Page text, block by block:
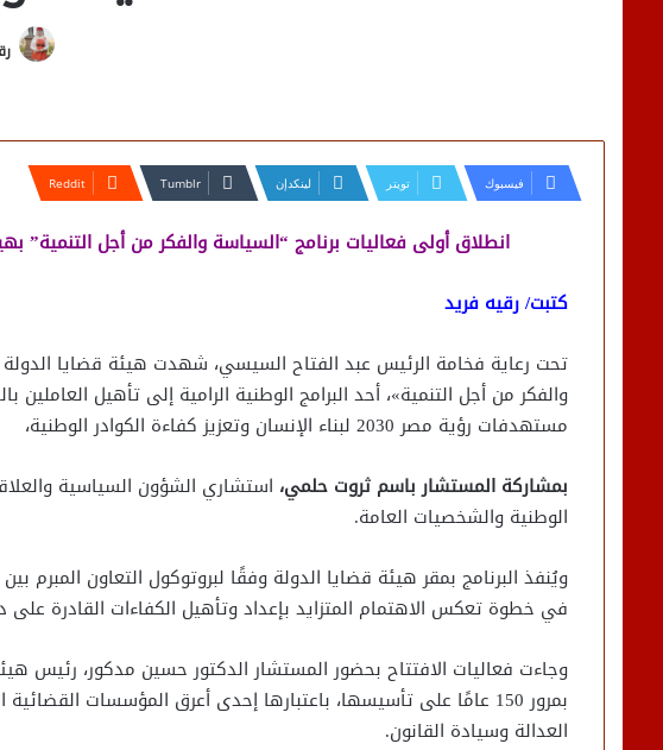
فيسبوك تويتر لينكدإن
انطلاق أولى فعاليات برنامج “السياسة والفكر من أجل التنمية”
كتبت/ رقيه فريد
تحت رعاية فخامة الرئيس عبد الفتاح السيسي، شهدت هيئة قضايا الدولة
والفكر من أجل التنمية»، أحد البرامج الوطنية الرامية إلى تأهيل العاملين
مستهدفات رؤية مصر 2030 لبناء الإنسان وتعزيز كفاءة الكوادر الوطنية،
بمشاركة المستشار باسم ثروت حلمي، استشاري الشؤون السياسية
الوطنية والشخصيات العامة.
ويُنفذ البرنامج بمقر هيئة قضايا الدولة وفقًا لبروتوكول التعاون المبرم
في خطوة تعكس الاهتمام المتزايد بإعداد وتأهيل الكفاءات القادرة على
وجاءت فعاليات الافتتاح بحضور المستشار الدكتور حسين مدكور، رئيس
بمرور 150 عامًا على تأسيسها، باعتبارها إحدى أعرق المؤسسات
العدالة وسيادة القانون.